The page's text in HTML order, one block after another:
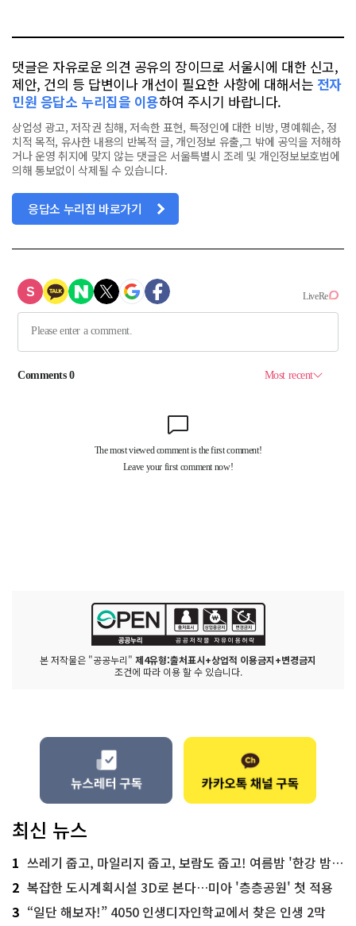
댓글은 자유로운 의견 공유의 장이므로 서울시에 대한 신고,
제안, 건의 등 답변이나 개선이 필요한 사항에 대해서는 전자
민원 응답소 누리집을 이용하여 주시기 바랍니다.
상업성 광고, 저작권 침해, 저속한 표현, 특정인에 대한 비방, 명예훼손, 정
치적 목적, 유사한 내용의 반복적 글, 개인정보 유출,그 밖에 공익을 저해하
거나 운영 취지에 맞지 않는 댓글은 서울특별시 조례 및 개인정보보호법에
의해 통보없이 삭제될 수 있습니다.
응답소 누리집 바로가기
본 저작물은 "공공누리" 제4유형:출처표시+상업적 이용금지+변경금지
조건에 따라 이용 할 수 있습니다.
최신 뉴스
1 쓰레기 줍고, 마일리지 줍고, 보람도 줍고! 여름밤 '한강 밤마실 줍깅'
2 복잡한 도시계획시설 3D로 본다…미아 '층층공원' 첫 적용
3 “일단 해보자!” 4050 인생디자인학교에서 찾은 인생 2막